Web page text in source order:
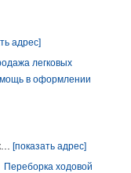
адрес]
легковых
в оформлении
[показать адрес]
Переборка ходовой